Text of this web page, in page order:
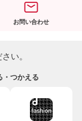
お問い合わせ
い。
・つかえる